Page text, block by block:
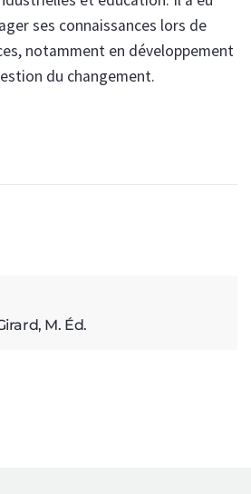
ses connaissances lors de
notamment en développement
du changement.
M. Éd.